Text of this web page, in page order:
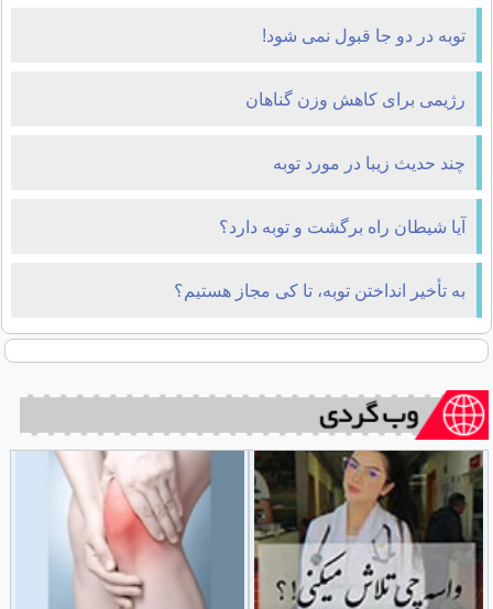
توبه در دو جا قبول نمی شود!
رژیمی برای کاهش وزن گناهان
چند حدیث زیبا در مورد توبه
آیا شیطان راه برگشت و توبه دارد؟
به تأخیر انداختن توبه، تا کی مجاز هستیم؟